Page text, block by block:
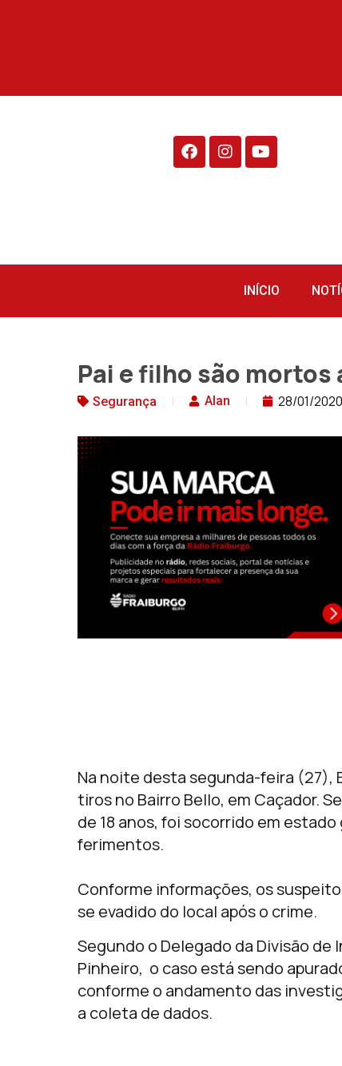
INÍCIO
Pai e filho são
Segurança Alan 28/01/2020
Na noite desta segunda-feira (27),
tiros no Bairro Bello, em Caçador.
de 18 anos, foi socorrido em
ferimentos.
Conforme informações, os
se evadido do local após o crime.
Segundo o Delegado da Divisão
Pinheiro, o caso está sendo
conforme o andamento das
a coleta de dados.